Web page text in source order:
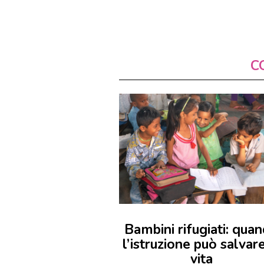
Bambini rifugiati:
l’istruzione può
vita